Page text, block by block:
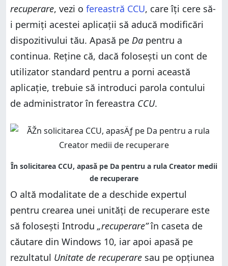
recuperare, vezi o fereastră CCU, care îți cere să-
i permiți acestei aplicații să aducă modificări
dispozitivului tău. Apasă pe Da pentru a
continua. Reține că, dacă folosești un cont de
utilizator standard pentru a porni această
aplicație, trebuie să introduci parola contului
de administrator în fereastra CCU.
O altă modalitate de a deschide expertul
pentru crearea unei unități de recuperare este
să folosești Introdu „recuperare”în caseta de
căutare din Windows 10, iar apoi apasă pe
rezultatul Unitate de recuperare sau pe opțiunea